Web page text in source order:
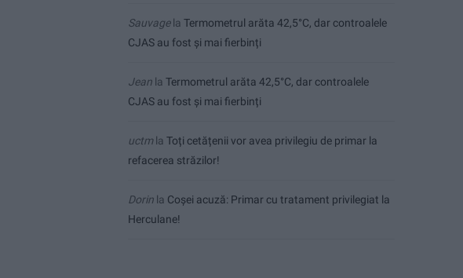
Sauvagela Termometrul arăta 42,5°C, dar controalele
CJAS au fost și mai fierbinți
Jean la Termometrul arăta 42,5°C, dar controalele
CJAS au fost și mai fierbinți
uctmla Toți cetățenii vor avea privilegiu de primar la
refacerea străzilor!
Dorin la Coșei acuză: Primar cu tratament privilegiat la
Herculane!